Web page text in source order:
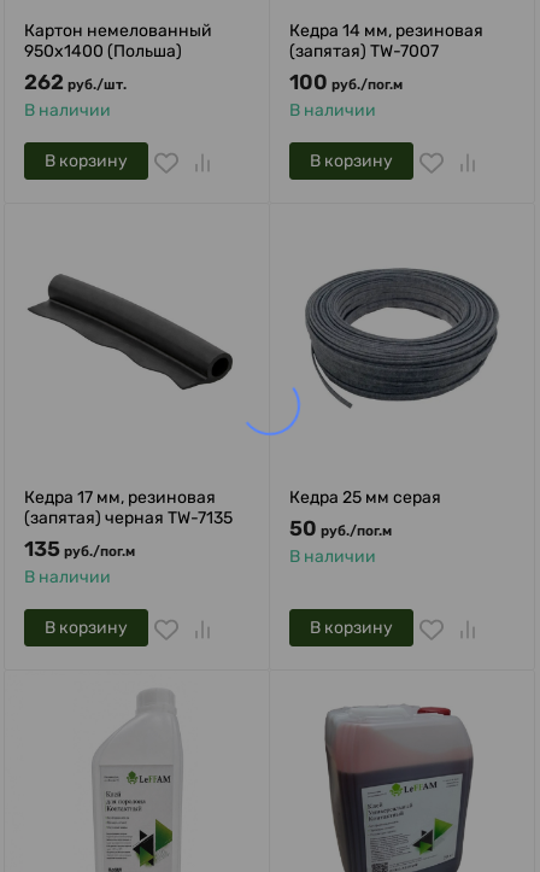
Картон немелованный
950x1400 (Польша)
262 руб./шт.
В наличии
В корзину
Кедра 14 мм, резиновая
(запятая) TW-7007
100 руб./пог.м
В наличии
В корзину
Кедра 17 мм, резиновая
(запятая) черная TW-7135
135 руб./пог.м
В наличии
В корзину
Кедра 25 мм серая
50 руб./пог.м
В наличии
В корзину